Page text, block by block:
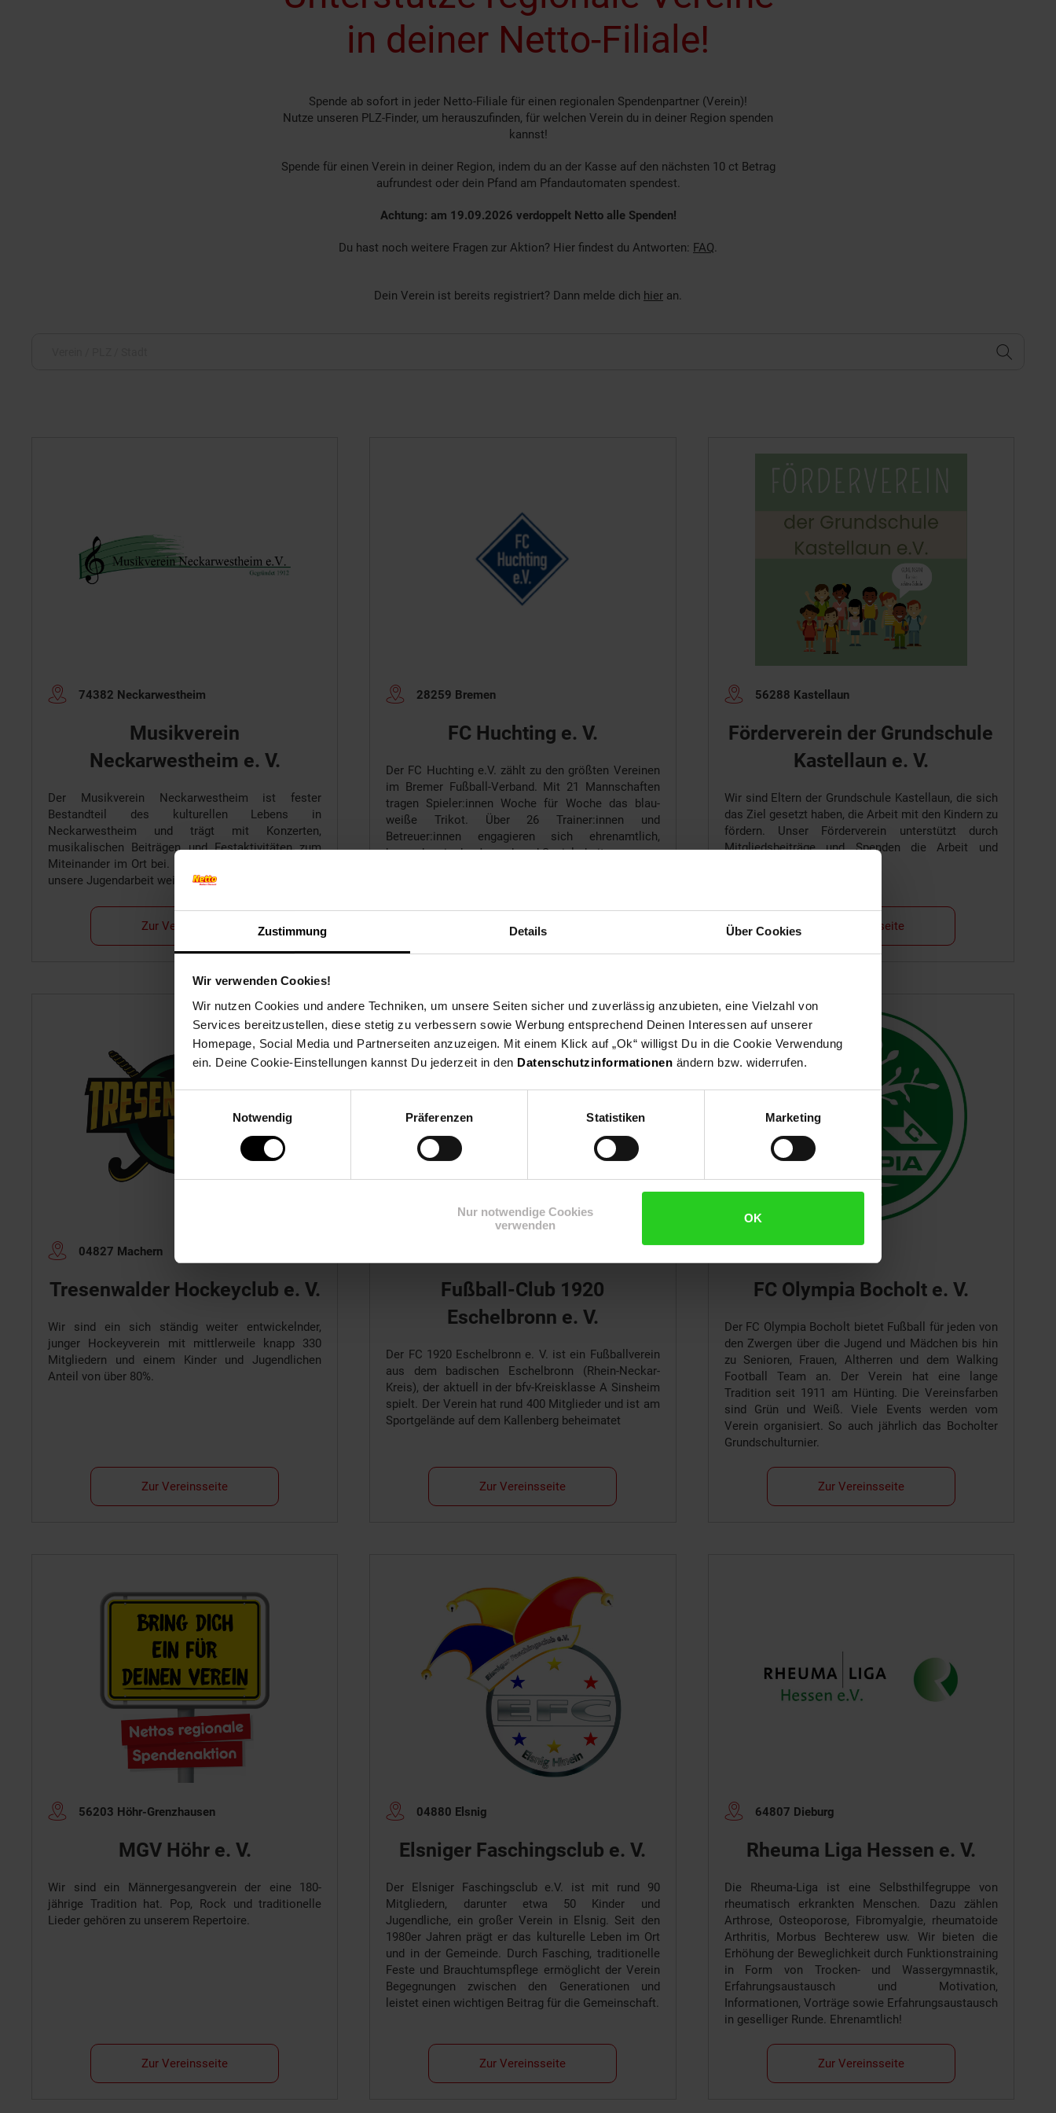
Zustimmung Details Über Cookies
Wir verwenden Cookies!
Wir nutzen Cookies und andere Techniken, um unsere Seiten sicher und zuverlässig anzubieten, eine Vielzahl von
Services bereitzustellen, diese stetig zu verbessern sowie Werbung entsprechend Deinen Interessen auf unserer
Homepage, Social Media und Partnerseiten anzuzeigen. Mit einem Klick auf „Ok“ willigst Du in die Cookie Verwendung
ein. Deine Cookie-Einstellungen kannst Du jederzeit in den Datenschutzinformationen ändern bzw. widerrufen.
Notwendig
Präferenzen Statistiken Marketing
Nur notwendige Cookies
verwenden
OK
in deiner Netto-Filiale!
Spende ab sofort in jeder Netto-Filiale für einen regionalen Spendenpartner (Verein)!
Nutze unseren PLZ-Finder, um herauszufinden, für welchen Verein du in deiner Region spenden
kannst!
Spende für einen Verein in deiner Region, indem du an der Kasse auf den nächsten 10 ct Betrag
aufrundest oder dein Pfand am Pfandautomaten spendest.
Achtung: am 19.09.2026 verdoppelt Netto alle Spenden!
Du hast noch weitere Fragen zur Aktion? Hier findest du Antworten: FAQ.
Dein Verein ist bereits registriert? Dann melde dich hier an.
74382 Neckarwestheim
Musikverein
Neckarwestheim e. V.
Der Musikverein Neckarwestheim ist fester
Bestandteil des kulturellen Lebens in
Neckarwestheim und trägt mit Konzerten,
musikalischen Beiträgen und Festaktivitäten zum
Miteinander im Ort bei. Mit den Spenden wollen wir
unsere Jugendarbeit weiter stärken.
Zur Vereinsseite
28259 Bremen
FC Huchting e. V.
Der FC Huchting e.V. zählt zu den größten Vereinen
im Bremer Fußball-Verband. Mit 21 Mannschaften
tragen Spieler:innen Woche für Woche das blau-
weiße Trikot. Über 26 Trainer:innen und
Betreuer:innen engagieren sich ehrenamtlich,
besonders in der Jugend- und Sozialarbeit.
Zur Vereinsseite
56288 Kastellaun
Förderverein der Grundschule
Kastellaun e. V.
Wir sind Eltern der Grundschule Kastellaun, die sich
das Ziel gesetzt haben, die Arbeit mit den Kindern zu
fördern. Unser Förderverein unterstützt durch
Mitgliedsbeiträge und Spenden die Arbeit und
Zur Vereinsseite
04827 Machern
Tresenwalder Hockeyclub e. V.
Wir sind ein sich ständig weiter entwickelnder,
junger Hockeyverein mit mittlerweile knapp 330
Mitgliedern und einem Kinder und Jugendlichen
Anteil von über 80%.
Zur Vereinsseite
Fußball-Club 1920
Eschelbronn e. V.
Der FC 1920 Eschelbronn e. V. ist ein Fußballverein
aus dem badischen Eschelbronn (Rhein-Neckar-
Kreis), der aktuell in der bfv-Kreisklasse A Sinsheim
spielt. Der Verein hat rund 400 Mitglieder und ist am
Sportgelände auf dem Kallenberg beheimatet
Zur Vereinsseite
FC Olympia Bocholt e. V.
Der FC Olympia Bocholt bietet Fußball für jeden von
den Zwergen über die Jugend und Mädchen bis hin
zu Senioren, Frauen, Altherren und dem Walking
Football Team an. Der Verein hat eine lange
Tradition seit 1911 am Hünting. Die Vereinsfarben
sind Grün und Weiß. Viele Events werden vom
Verein organisiert. So auch jährlich das Bocholter
Grundschulturnier.
Zur Vereinsseite
56203 Höhr-Grenzhausen
MGV Höhr e. V.
Wir sind ein Männergesangverein der eine 180-
jährige Tradition hat. Pop, Rock und traditionelle
Lieder gehören zu unserem Repertoire.
Zur Vereinsseite
04880 Elsnig
Elsniger Faschingsclub e. V.
Der Elsniger Faschingsclub e.V. ist mit rund 90
Mitgliedern, darunter etwa 50 Kinder und
Jugendliche, ein großer Verein in Elsnig. Seit den
1980er Jahren prägt er das kulturelle Leben im Ort
und in der Gemeinde. Durch Fasching, traditionelle
Feste und Brauchtumspflege ermöglicht der Verein
Begegnungen zwischen den Generationen und
leistet einen wichtigen Beitrag für die Gemeinschaft.
Zur Vereinsseite
64807 Dieburg
Rheuma Liga Hessen e. V.
Die Rheuma-Liga ist eine Selbsthilfegruppe von
rheumatisch erkrankten Menschen. Dazu zählen
Arthrose, Osteoporose, Fibromyalgie, rheumatoide
Arthritis, Morbus Bechterew usw. Wir bieten die
Erhöhung der Beweglichkeit durch Funktionstraining
in Form von Trocken- und Wassergymnastik,
Erfahrungsaustausch und Motivation,
Informationen, Vorträge sowie Erfahrungsaustausch
in geselliger Runde. Ehrenamtlich!
Zur Vereinsseite